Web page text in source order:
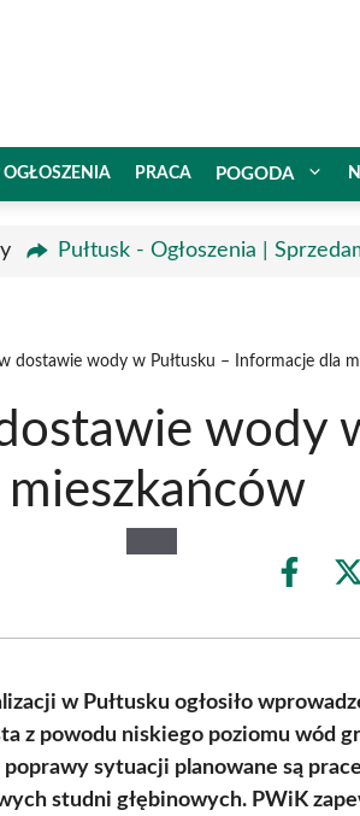
OGŁOSZENIA PRACA POGODA
Pułtusk - Ogłoszenia |
dostawie wody w Pułtusku – Informacje dla
wody
Share
w Pułtusku ogłosiło
z powodu niskiego poziomu wód
sytuacji planowane są
studni głębinowych. PWiK